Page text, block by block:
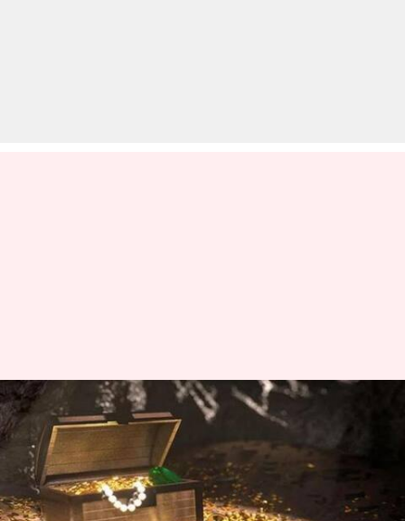
Guptha Nidhulu: విశాఖలో లంకే
బిందుల కోసం తవ్వకాలు.. నెల
రోజుల నుంచి పూజలు!
వ్రాసిన వారు Jayachandra Akuri Dec 18, 2023 01:06 pm